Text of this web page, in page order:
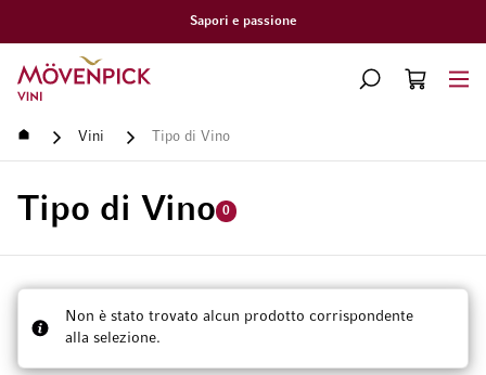
Consegna gratuita a partire da CHF 300.–
Vai alla Home Page
CERCA
CART
Home Vini Tipo di Vino
Tipo di Vino 0
Non è stato trovato alcun prodotto corrispondente
alla selezione.